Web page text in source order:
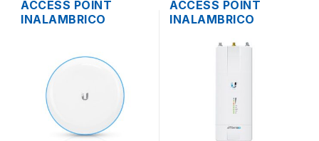
ACCESS POINT
INALAMBRICO
60GHZ PTP PARA
ENLACES ENTRE
EDIFICIOS OUTDOOR
ACCESS POINT
INALAMBRICO
AF-5XHD RADIO
1.34GBPS 2XRPSMA
GPS 2 PUERTOS
GIGABIT POE
OUTDOOR